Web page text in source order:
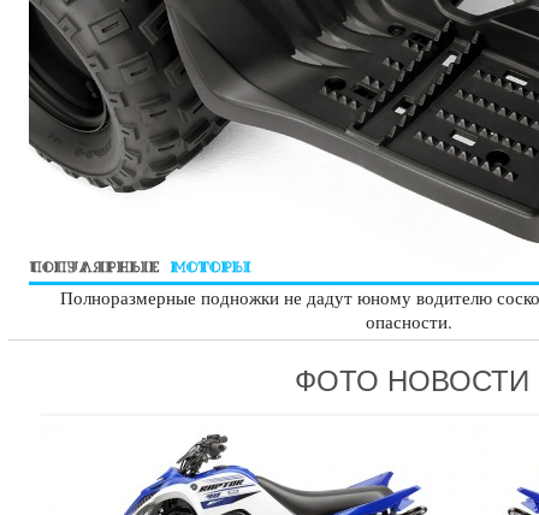
Полноразмерные подножки не дадут юному водителю
опасности.
ФОТО НОВОСТИ